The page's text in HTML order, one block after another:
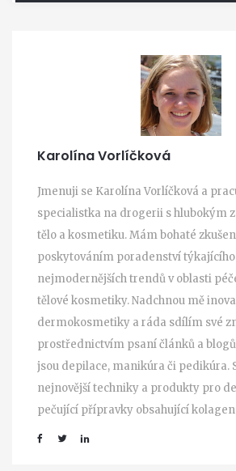
Karolína Vorlíčková
Jmenuji se Karolína Vorlíčková a
specialistka na drogerii s hlubokým
tělo a kosmetiku. Mám bohaté
poskytováním poradenství týkajícího
nejmodernějších trendů v oblasti
tělové kosmetiky. Nadchnou mě
dermokosmetiky a ráda sdílím své
prostřednictvím psaní článků a
jsou depilace, manikúra či pedikúra.
nejnovější techniky a produkty pro
pečující přípravky obsahující